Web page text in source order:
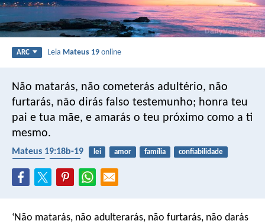
ARC Leia Mateus 19 online
Não matarás, não cometerás adultério, não
furtarás, não dirás falso testemunho; honra teu
pai e tua mãe, e amarás o teu próximo como a ti
mesmo.
Mateus 19:18b-19 lei amor família
confiabilidade
‘Não matarás, não adulterarás, não furtarás, não darás